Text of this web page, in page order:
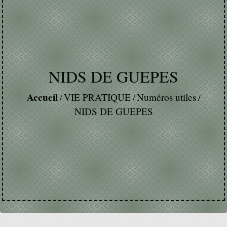
NIDS DE GUEPES
Accueil/VIE PRATIQUE/Numéros utiles/
NIDS DE GUEPES